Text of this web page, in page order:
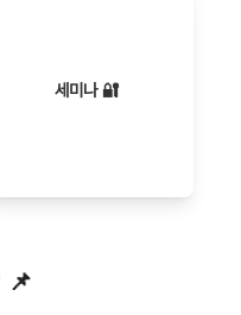
세미나 🔐
📌